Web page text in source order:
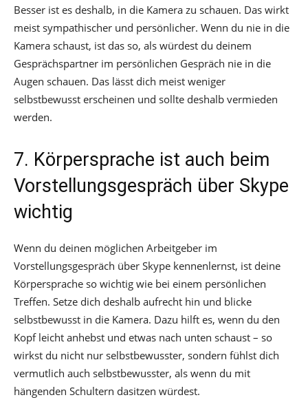
Besser ist es deshalb, in die Kamera zu schauen. Das wirkt
meist sympathischer und persönlicher. Wenn du nie in die
Kamera schaust, ist das so, als würdest du deinem
Gesprächspartner im persönlichen Gespräch nie in die
Augen schauen. Das lässt dich meist weniger
selbstbewusst erscheinen und sollte deshalb vermieden
werden.
7. Körpersprache ist auch beim
Vorstellungsgespräch über Skype
wichtig
Wenn du deinen möglichen Arbeitgeber im
Vorstellungsgespräch über Skype kennenlernst, ist deine
Körpersprache so wichtig wie bei einem persönlichen
Treffen. Setze dich deshalb aufrecht hin und blicke
selbstbewusst in die Kamera. Dazu hilft es, wenn du den
Kopf leicht anhebst und etwas nach unten schaust – so
wirkst du nicht nur selbstbewusster, sondern fühlst dich
vermutlich auch selbstbewusster, als wenn du mit
hängenden Schultern dasitzen würdest.